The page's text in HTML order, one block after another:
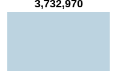
3,732,970